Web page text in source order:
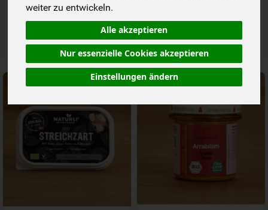
weiter zu entwickeln.
Alle akzeptieren
Nur essenzielle Cookies akzeptieren
Einstellungen ändern